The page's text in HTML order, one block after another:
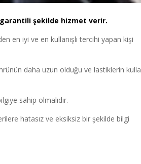
şekilde hizmet verir.
en iyi ve en kullanışlı tercihi yapan kişi
daha uzun olduğu ve lastiklerin
sahip olmalıdır.
hatasız ve eksiksiz bir şekilde bilgi